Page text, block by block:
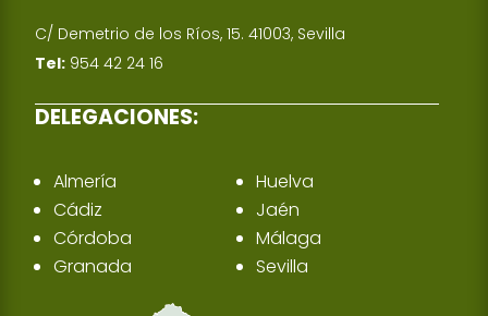
C/ Demetrio de los Ríos, 15. 41003, Sevilla
Tel: 954 42 24 16
DELEGACIONES:
Almería
Cádiz
Córdoba
Granada
Huelva
Jaén
Málaga
Sevilla